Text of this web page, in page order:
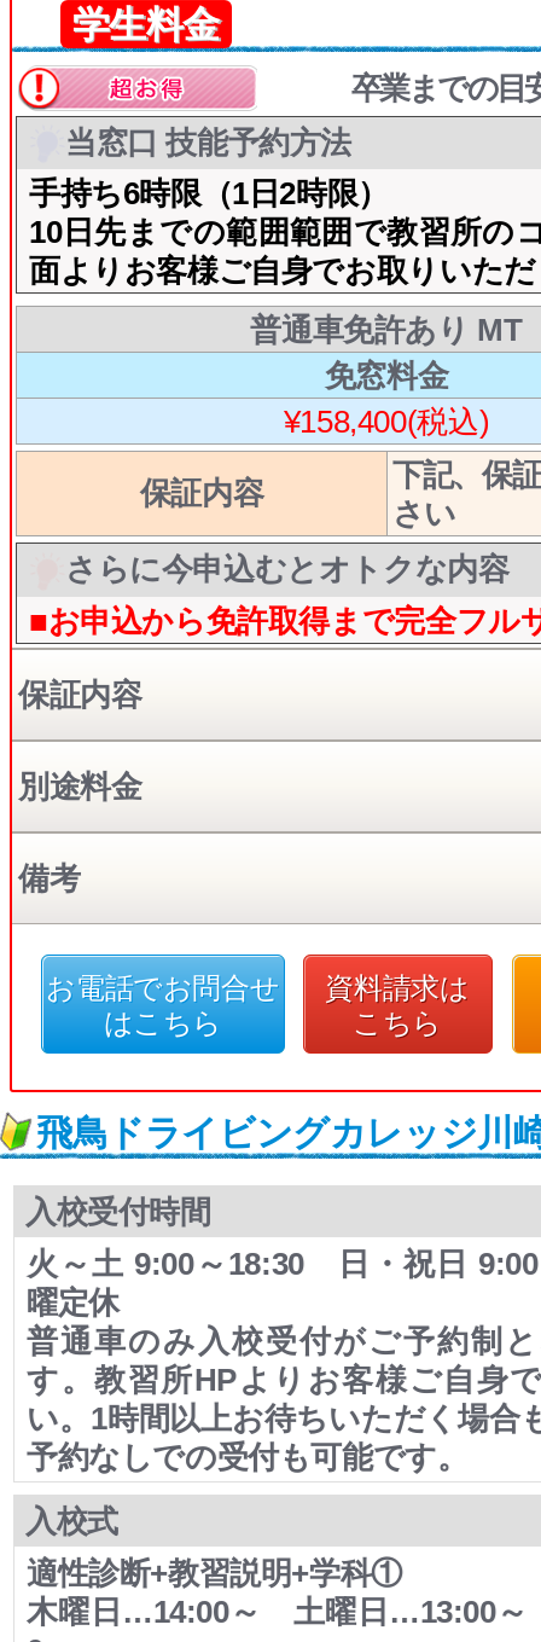
学生料金
卒業までの目
当窓口 技能予約方法
手持ち6時限（1日2時限）
10日先までの範囲範囲で教習所の
面よりお客様ご自身でお取りいた
普通車免許あり MT
免窓料金
¥158,400(税込)
保証内容
下記、保
さい
さらに今申込むとオトクな内容
■お申込から免許取得まで完全フル
保証内容
別途料金
備考
お電話でお問合せ
はこちら
資料請求は
こちら
飛鳥ドライビングカレッジ川
入校受付時間
火～土 9:00～18:30 日・祝日
曜定休
普通車のみ入校受付がご予約制
す。教習所HPよりお客様ご自身
い。1時間以上お待ちいただく場合
予約なしでの受付も可能です。
入校式
適性診断+教習説明+学科①
木曜日…14:00～ 土曜日…13:00